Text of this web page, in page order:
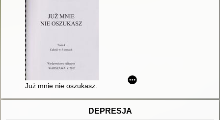
Już mnie nie oszukasz. T. 4
DEPRESJA